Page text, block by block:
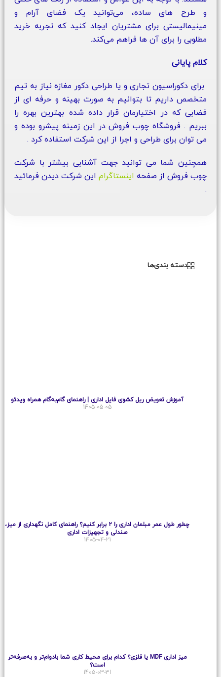
و طرح‌ های ساده، می‌توانید یک فضای آرام و
مینیمالیستی برای مشتریان ایجاد کنید که تجربه خرید
مطلوبی را برای آن‌ ها فراهم می‌کند.
کلام پایانی
برای دکوراسیون تجاری و یا طراحی دکور مغازه نیاز به تیم
متخصص داریم تا بتوانیم به صورت بهینه و حرفه ای از
فضایی که در اختیارمان قرار داده شده بهترین بهره را
ببریم . فروشگاه چوب فروش در این زمینه پیشرو بوده و
می توان برای طراحی و اجرا از این شرکت استفاده کرد .
همچنین شما می توانید جهت آشنایی بیشتر با شرکت
چوب فروش از صفحه اینستاگرام این شرکت دیدن فرمائید
.
دسته بندی‌ها
آموزش تعویض ریل کشوی فایل اداری | راهنمای گام‌به‌گام همراه ویدئو
1405-05-05
چطور طول عمر مبلمان اداری را ۲ برابر کنیم؟ راهنمای کامل نگهداری از میز،
صندلی و تجهیزات اداری
1405-04-21
میز اداری MDF یا فلزی؟ کدام برای محیط کاری شما بادوام‌تر و به‌صرفه‌تر
است؟
1405-03-31